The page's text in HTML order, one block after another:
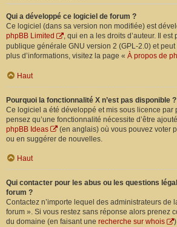
Qui a développé ce logiciel de forum ?
Ce logiciel (dans sa version non modifiée) est
phpBB Limited
, qui en a les droits d’auteur. Il
publique générale GNU version 2 (GPL-2.0) et
plus d’informations, visitez la page « À propos de
Haut
Pourquoi la fonctionnalité X n’est pas disponible ?
Ce logiciel a été développé et mis sous licence par
pensez qu’une fonctionnalité nécessite d’être
phpBB Ideas
(en anglais) où vous pouvez voter
ou en suggérer de nouvelles.
Haut
Qui contacter pour les abus ou les questions
forum ?
Contactez n’importe lequel des administrateurs de
forum ». Si vous restez sans réponse alors prenez
du domaine (en faisant une recherche sur whois